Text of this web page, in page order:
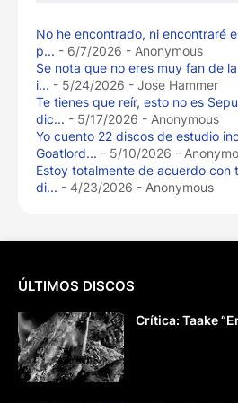
No he encontrado, ni encontraré
p... - 6/7/2026 - Anonymous
Se nota que no eres muy fan de
i... - 5/24/2026 - Jose Hammer
Te tienes que reír, esto no es
dic... - 5/17/2026 - Anonymous
Yo cuento 22 discos de estudio
Goatlord... - 5/10/2026 -
Estoy totalmente de acuerdo con
di... - 4/23/2026 - Anonymous
ÚLTIMOS DISCOS
Crítica: Taake